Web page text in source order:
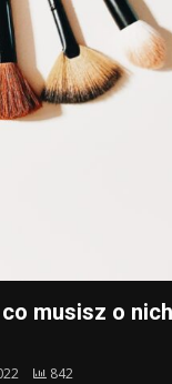
musisz o nich
842